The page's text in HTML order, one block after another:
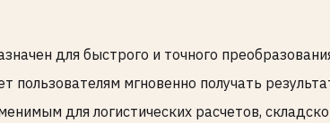
для быстрого и точного
пользователям мгновенно получать
для логистических расчетов,